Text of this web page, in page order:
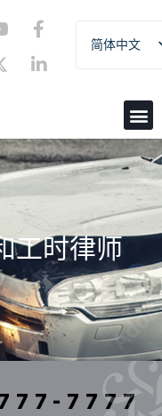
简体中文
English
Español
Русский
Українська
Tiếng Việt
工时律师
7777